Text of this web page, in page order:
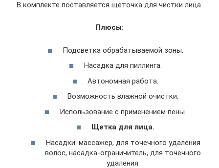
В комплекте поставляется щеточка для чистки лица.
Плюсы:
Подсветка обрабатываемой зоны.
Насадка для пиллинга.
Автономная работа.
Возможность влажной очистки.
Использование с применением пены.
Щетка для лица.
Насадки: массажер, для точечного удаления
волос, насадка-ограничитель, для точечного
удаления.